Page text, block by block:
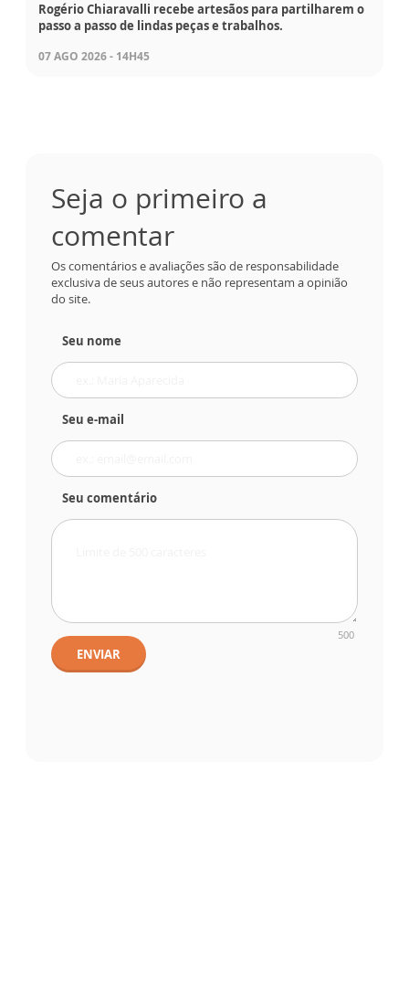
Rogério Chiaravalli recebe artesãos para partilharem o
passo a passo de lindas peças e trabalhos.
07 AGO 2026 - 14H45
Seja o primeiro a
comentar
Os comentários e avaliações são de responsabilidade
exclusiva de seus autores e não representam a opinião
do site.
Seu nome
Seu e-mail
Seu comentário
500
ENVIAR